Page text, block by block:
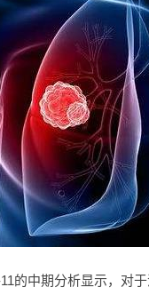
的中期分析显示，对